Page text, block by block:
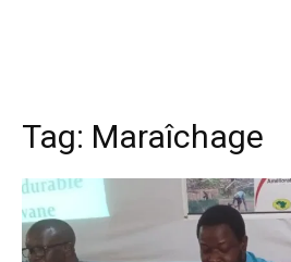
Tag: Maraîchage